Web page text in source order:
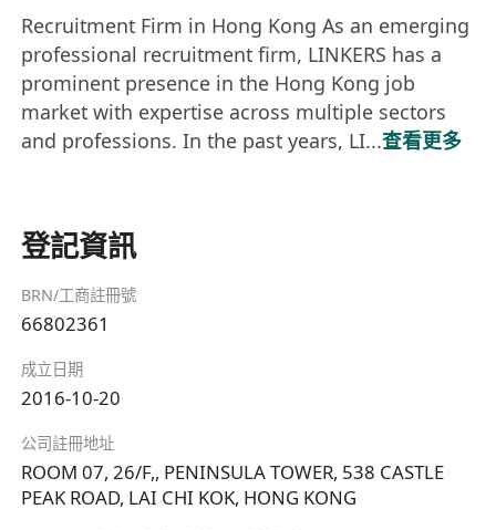
Recruitment Firm in Hong Kong As an emerging
professional recruitment firm, LINKERS has a
prominent presence in the Hong Kong job
market with expertise across multiple sectors
and professions. In the past years, LI...查看更多
登記資訊
BRN/工商註冊號
66802361
成立日期
2016-10-20
公司註冊地址
ROOM 07, 26/F,, PENINSULA TOWER, 538 CASTLE
PEAK ROAD, LAI CHI KOK, HONG KONG